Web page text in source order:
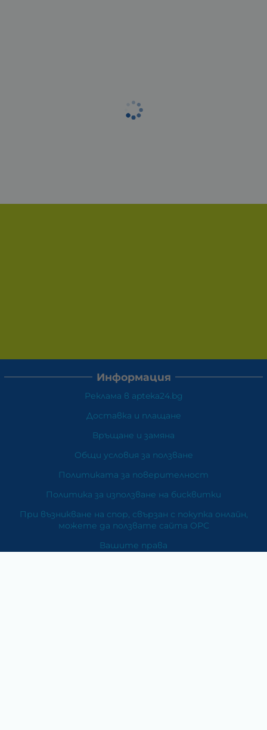
Информация
Реклама в apteka24.bg
Доставка и плащане
Връщане и замяна
Общи условия за ползване
Политиката за поверителност
Политика за използване на бисквитки
При възникване на спор, свързан с покупка онлайн,
можете да ползвате сайта ОРС
Вашите права